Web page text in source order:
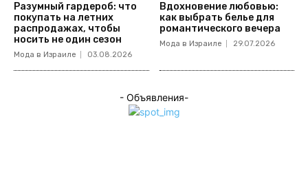
Разумный гардероб: что
покупать на летних
распродажах, чтобы
носить не один сезон
Мода в Израиле 03.08.2026
Вдохновение любовью:
как выбрать белье для
романтического вечера
Мода в Израиле 29.07.2026
- Объявления-